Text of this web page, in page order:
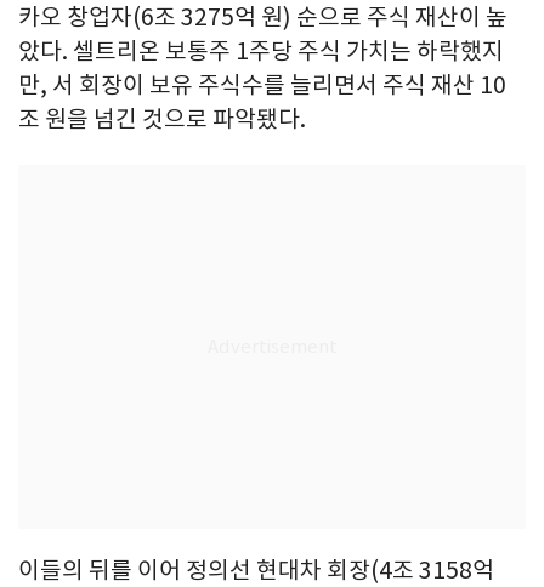
카오 창업자(6조 3275억 원) 순으로 주식 재산이 높
았다. 셀트리온 보통주 1주당 주식 가치는 하락했지
만, 서 회장이 보유 주식수를 늘리면서 주식 재산 10
조 원을 넘긴 것으로 파악됐다.
이들의 뒤를 이어 정의선 현대차 회장(4조 3158억